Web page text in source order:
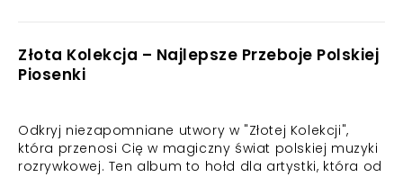
Złota Kolekcja – Najlepsze Przeboje Polskiej
Piosenki
Odkryj niezapomniane utwory w "Złotej Kolekcji",
która przenosi Cię w magiczny świat polskiej muzyki
rozrywkowej. Ten album to hołd dla artystki, która od